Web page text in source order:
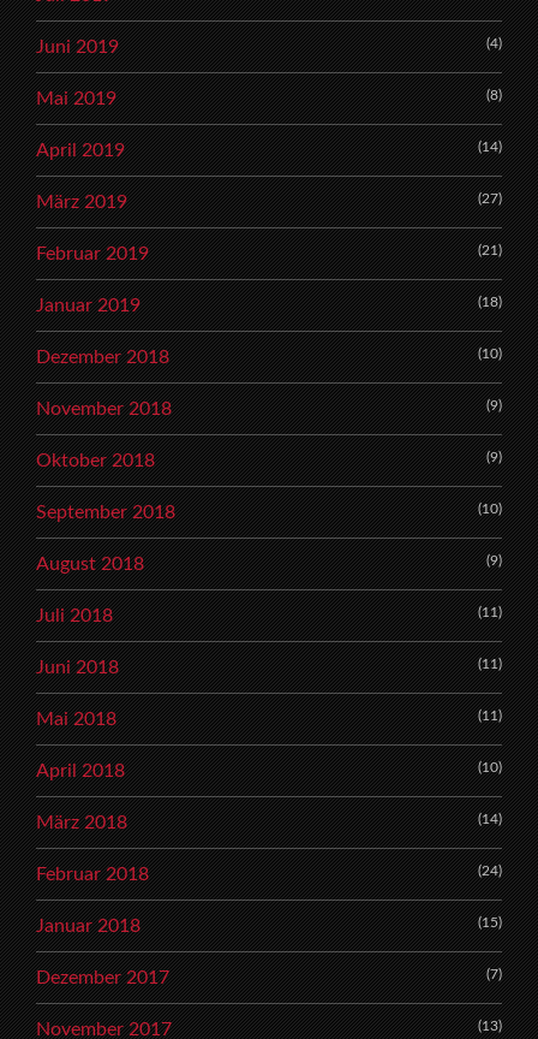
Juni 2019 (4)
Mai 2019 (8)
April 2019 (14)
März 2019 (27)
Februar 2019 (21)
Januar 2019 (18)
Dezember 2018 (10)
November 2018 (9)
Oktober 2018 (9)
September 2018 (10)
August 2018 (9)
Juli 2018 (11)
Juni 2018 (11)
Mai 2018 (11)
April 2018 (10)
März 2018 (14)
Februar 2018 (24)
Januar 2018 (15)
Dezember 2017 (7)
November 2017 (13)